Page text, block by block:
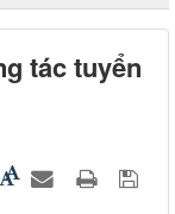
tác tuyển